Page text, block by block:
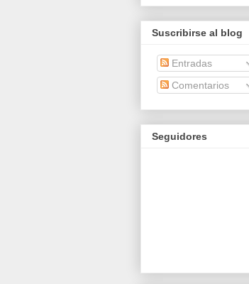
Suscribirse al blog
Entradas
Comentarios
Seguidores